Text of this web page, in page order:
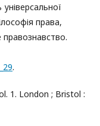
права,
правознавство.
.
1. London ; Bristol :